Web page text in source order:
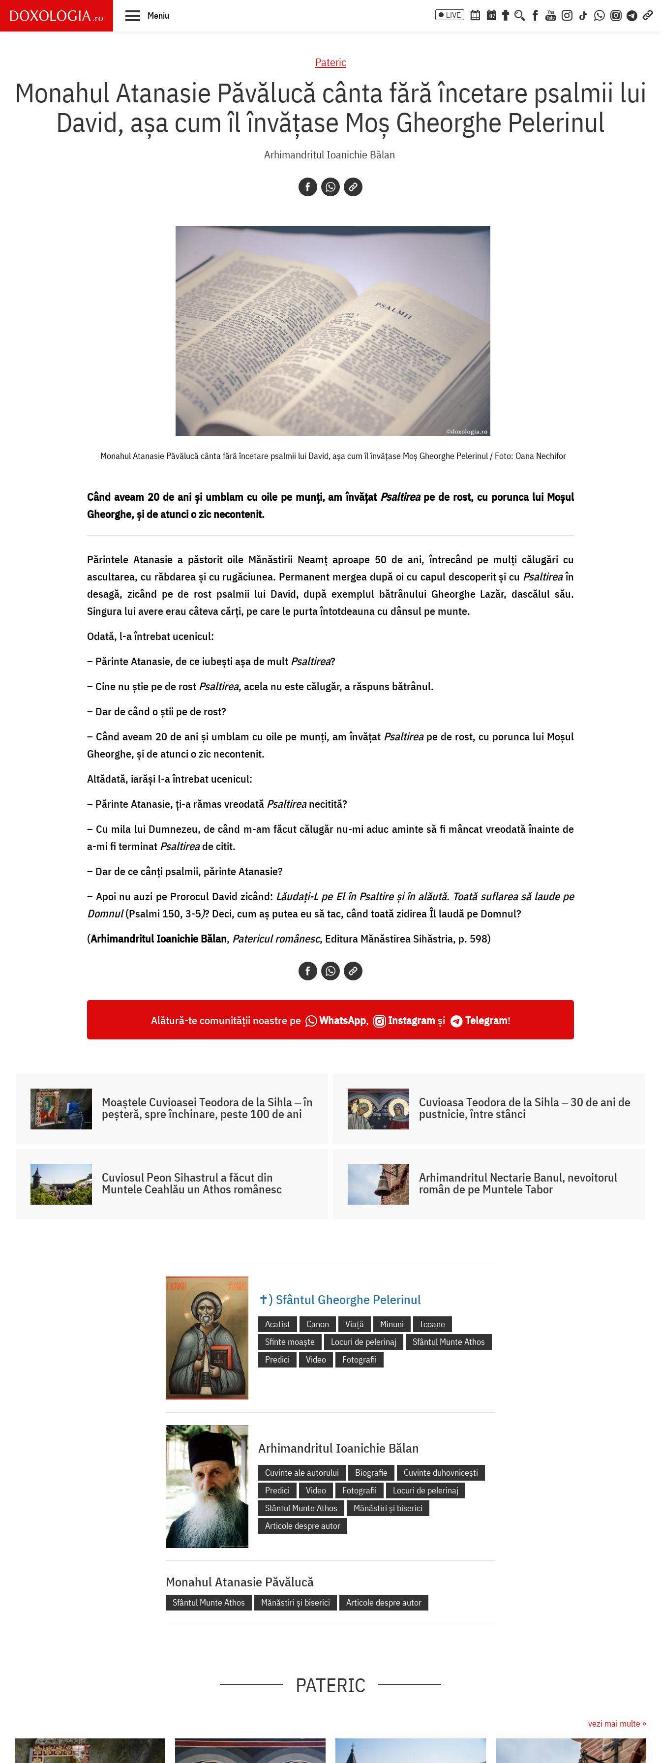
main
Meniu LIVE 07
Pateric
Monahul Atanasie Păvălucă cânta fără încetare psalmii lui
David, așa cum îl învățase Moș Gheorghe Pelerinul
Arhimandritul Ioanichie Bălan
Monahul Atanasie Păvălucă cânta fără încetare psalmii lui David, așa cum îl învățase Moș Gheorghe Pelerinul / Foto: Oana Nechifor
Când aveam 20 de ani şi umblam cu oile pe munţi, am învăţat Psaltireape de rost, cu porunca lui Moşul
Gheorghe, şi de atunci o zic necontenit.
Părintele Atanasie a păstorit oile Mănăstirii Neamţ aproape 50 de ani, întrecând pe mulţi călugări cu
ascultarea, cu răbdarea şi cu rugăciunea. Permanent mergea după oi cu capul descoperit şi cu Psaltireaîn
desagă, zicând pe de rost psalmii lui David, după exemplul bătrânului Gheorghe Lazăr, dascălul său.
Singura lui avere erau câteva cărţi, pe care le purta întotdeauna cu dânsul pe munte.
Odată, l-a întrebat ucenicul:
– Părinte Atanasie, de ce iubeşti aşa de mult Psaltirea?
– Cine nu ştie pe de rost Psaltirea, acela nu este călugăr, a răspuns bătrânul.
– Dar de când o ştii pe de rost?
– Când aveam 20 de ani şi umblam cu oile pe munţi, am învăţat Psaltireape de rost, cu porunca lui Moşul
Gheorghe, şi de atunci o zic necontenit.
Altădată, iarăşi l-a întrebat ucenicul:
– Părinte Atanasie, ţi-a rămas vreodată Psaltireanecitită?
– Cu mila lui Dumnezeu, de când m-am făcut călugăr nu-mi aduc aminte să fi mâncat vreodată înainte de
a-mi fi terminat Psaltireade citit.
– Dar de ce cânţi psalmii, părinte Atanasie?
– Apoi nu auzi pe Prorocul David zicând: Lăudaţi-L pe El în Psaltire şi în alăută. Toată suflarea să laude pe
Domnul(Psalmi 150, 3-5)? Deci, cum aş putea eu să tac, când toată zidirea Îl laudă pe Domnul?
(Arhimandritul Ioanichie Bălan, Patericul românesc, Editura Mănăstirea Sihăstria, p. 598)
Alătură-te comunității noastre pe WhatsApp, Instagram și Telegram!
Moaștele Cuvioasei Teodora de la Sihla ‒ în
peșteră, spre închinare, peste 100 de ani
Cuvioasa Teodora de la Sihla ‒ 30 de ani de
pustnicie, între stânci
Cuviosul Peon Sihastrul a făcut din
Muntele Ceahlău un Athos românesc
Arhimandritul Nectarie Banul, nevoitorul
român de pe Muntele Tabor
✝) Sfântul Gheorghe Pelerinul
Acatist Canon Viață Minuni
Icoane
Sfinte moaște
Locuri de pelerinaj
Sfântul Munte Athos
Predici
Video Fotografii
Arhimandritul Ioanichie Bălan
Cuvinte ale autorului Biografie
Cuvinte duhovnicești
Predici
Video Fotografii
Locuri de pelerinaj
Sfântul Munte Athos
Mănăstiri și biserici
Articole despre autor
Monahul Atanasie Păvălucă
Sfântul Munte Athos Mănăstiri și biserici Articole despre autor
PATERIC
vezi mai multe »